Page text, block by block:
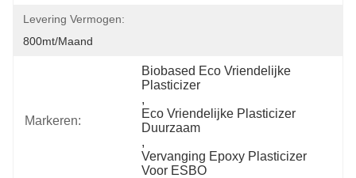
Levering Vermogen:
800mt/maand
Markeren:
Biobased Eco Vriendelijke
Plasticizer
,
Eco Vriendelijke Plasticizer
Duurzaam
,
Vervanging Epoxy Plasticizer
Voor ESBO